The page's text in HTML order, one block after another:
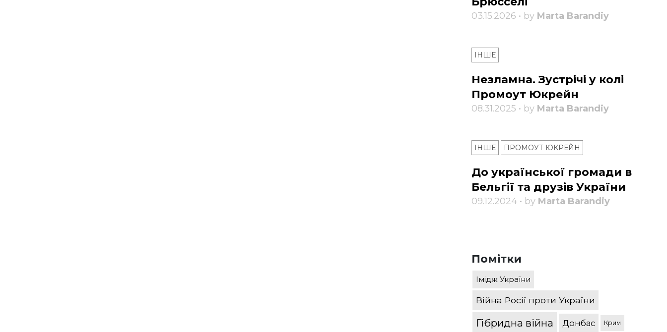
03.15.2026 • by Marta Barandiy
ІНШЕ
Незламна. Зустрічі у колі
Промоут Юкрейн
08.31.2025 • by Marta Barandiy
ІНШЕ ПРОМОУТ ЮКРЕЙН
До української громади в
Бельгії та друзів України
09.12.2024 • by Marta Barandiy
Помітки
Імідж України
Війна Росії проти України
Гібридна війна Донбас Крим